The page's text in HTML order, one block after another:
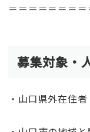
＝＝＝＝＝＝＝
募集対象・
・山口県外在住者